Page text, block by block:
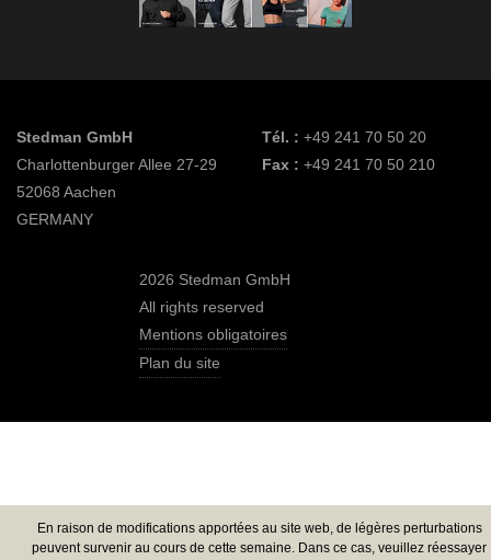
En raison de modifications apportées au site web, de légères perturbations
peuvent survenir au cours de cette semaine. Dans ce cas, veuillez réessayer
Stedman GmbH
Charlottenburger Allee 27-29
52068 Aachen
GERMANY
Tél. : +49 241 70 50 20
Fax : +49 241 70 50 210
2026 Stedman GmbH
All rights reserved
Mentions obligatoires
Plan du site